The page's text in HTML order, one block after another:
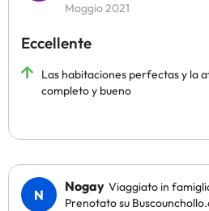
Maggio 2021
Eccellente
Las habitaciones perfectas y la
completo y bueno
Nogay Viaggiato in
Prenotato su